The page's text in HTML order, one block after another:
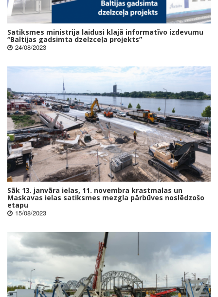
Satiksmes ministrija laidusi klajā informatīvo izdevumu
“Baltijas gadsimta dzelzceļa projekts”
24/08/2023
Sāk 13. janvāra ielas, 11. novembra krastmalas un
Maskavas ielas satiksmes mezgla pārbūves noslēdzošo
etapu
15/08/2023